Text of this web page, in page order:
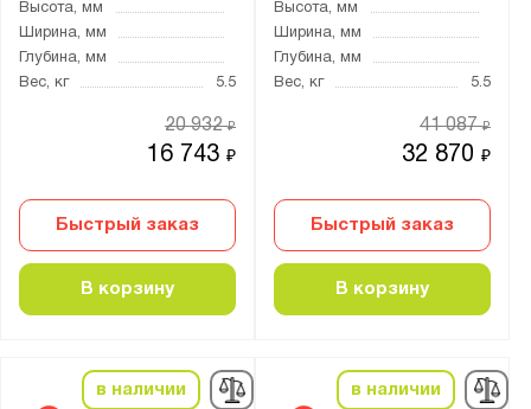
Высота, мм
Ширина, мм
Глубина, мм
Вес, кг
5.5
16 743₽
20 932₽
Быстрый заказ
В корзину
Высота, мм
Ширина, мм
Глубина, мм
Вес, кг
5.5
32 870₽
41 087₽
Быстрый заказ
В корзину
в наличии в наличии